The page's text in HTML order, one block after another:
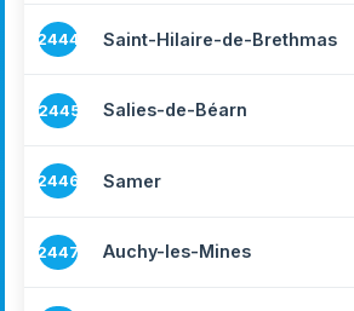
2444 Saint-Hilaire-de-Brethmas
2445 Salies-de-Béarn
2446 Samer
2447 Auchy-les-Mines